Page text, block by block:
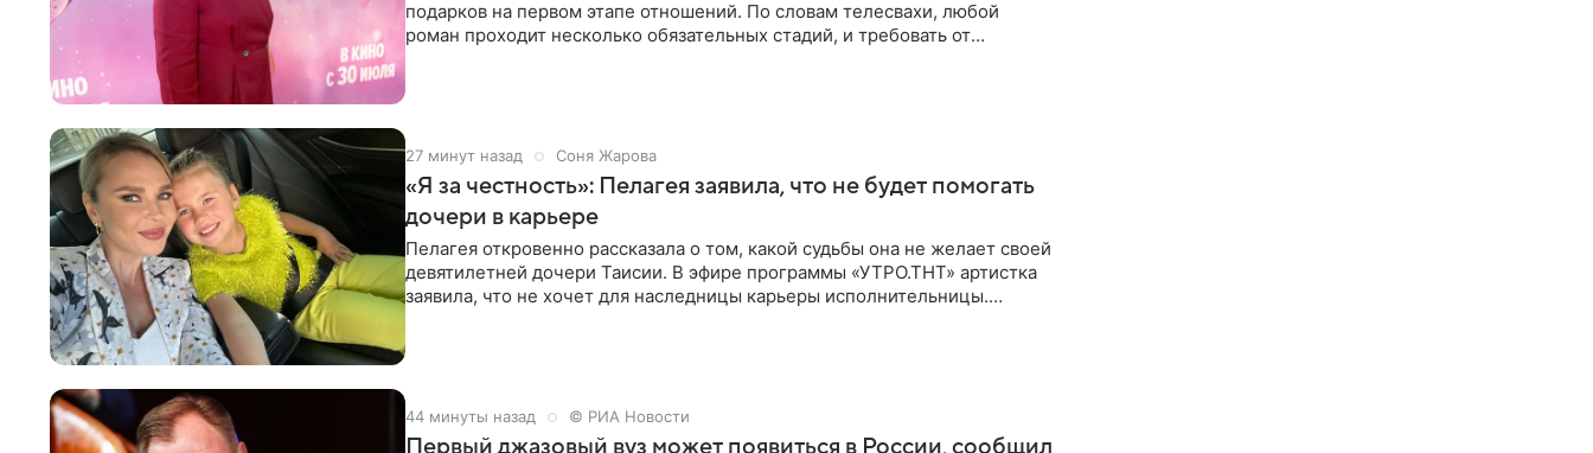
подарков на первом этапе отношений. По словам телесвахи, любой
роман проходит несколько обязательных стадий, и требовать от
27 минут назад Соня Жарова
«Я за честность»: Пелагея заявила, что не будет помогать
дочери в карьере
Пелагея откровенно рассказала о том, какой судьбы она не желает своей
девятилетней дочери Таисии. В эфире программы «УТРО.ТНТ» артистка
заявила, что не хочет для наследницы карьеры исполнительницы.
44 минуты назад © РИА Новости
Первый джазовый вуз может появиться в России, сообщил